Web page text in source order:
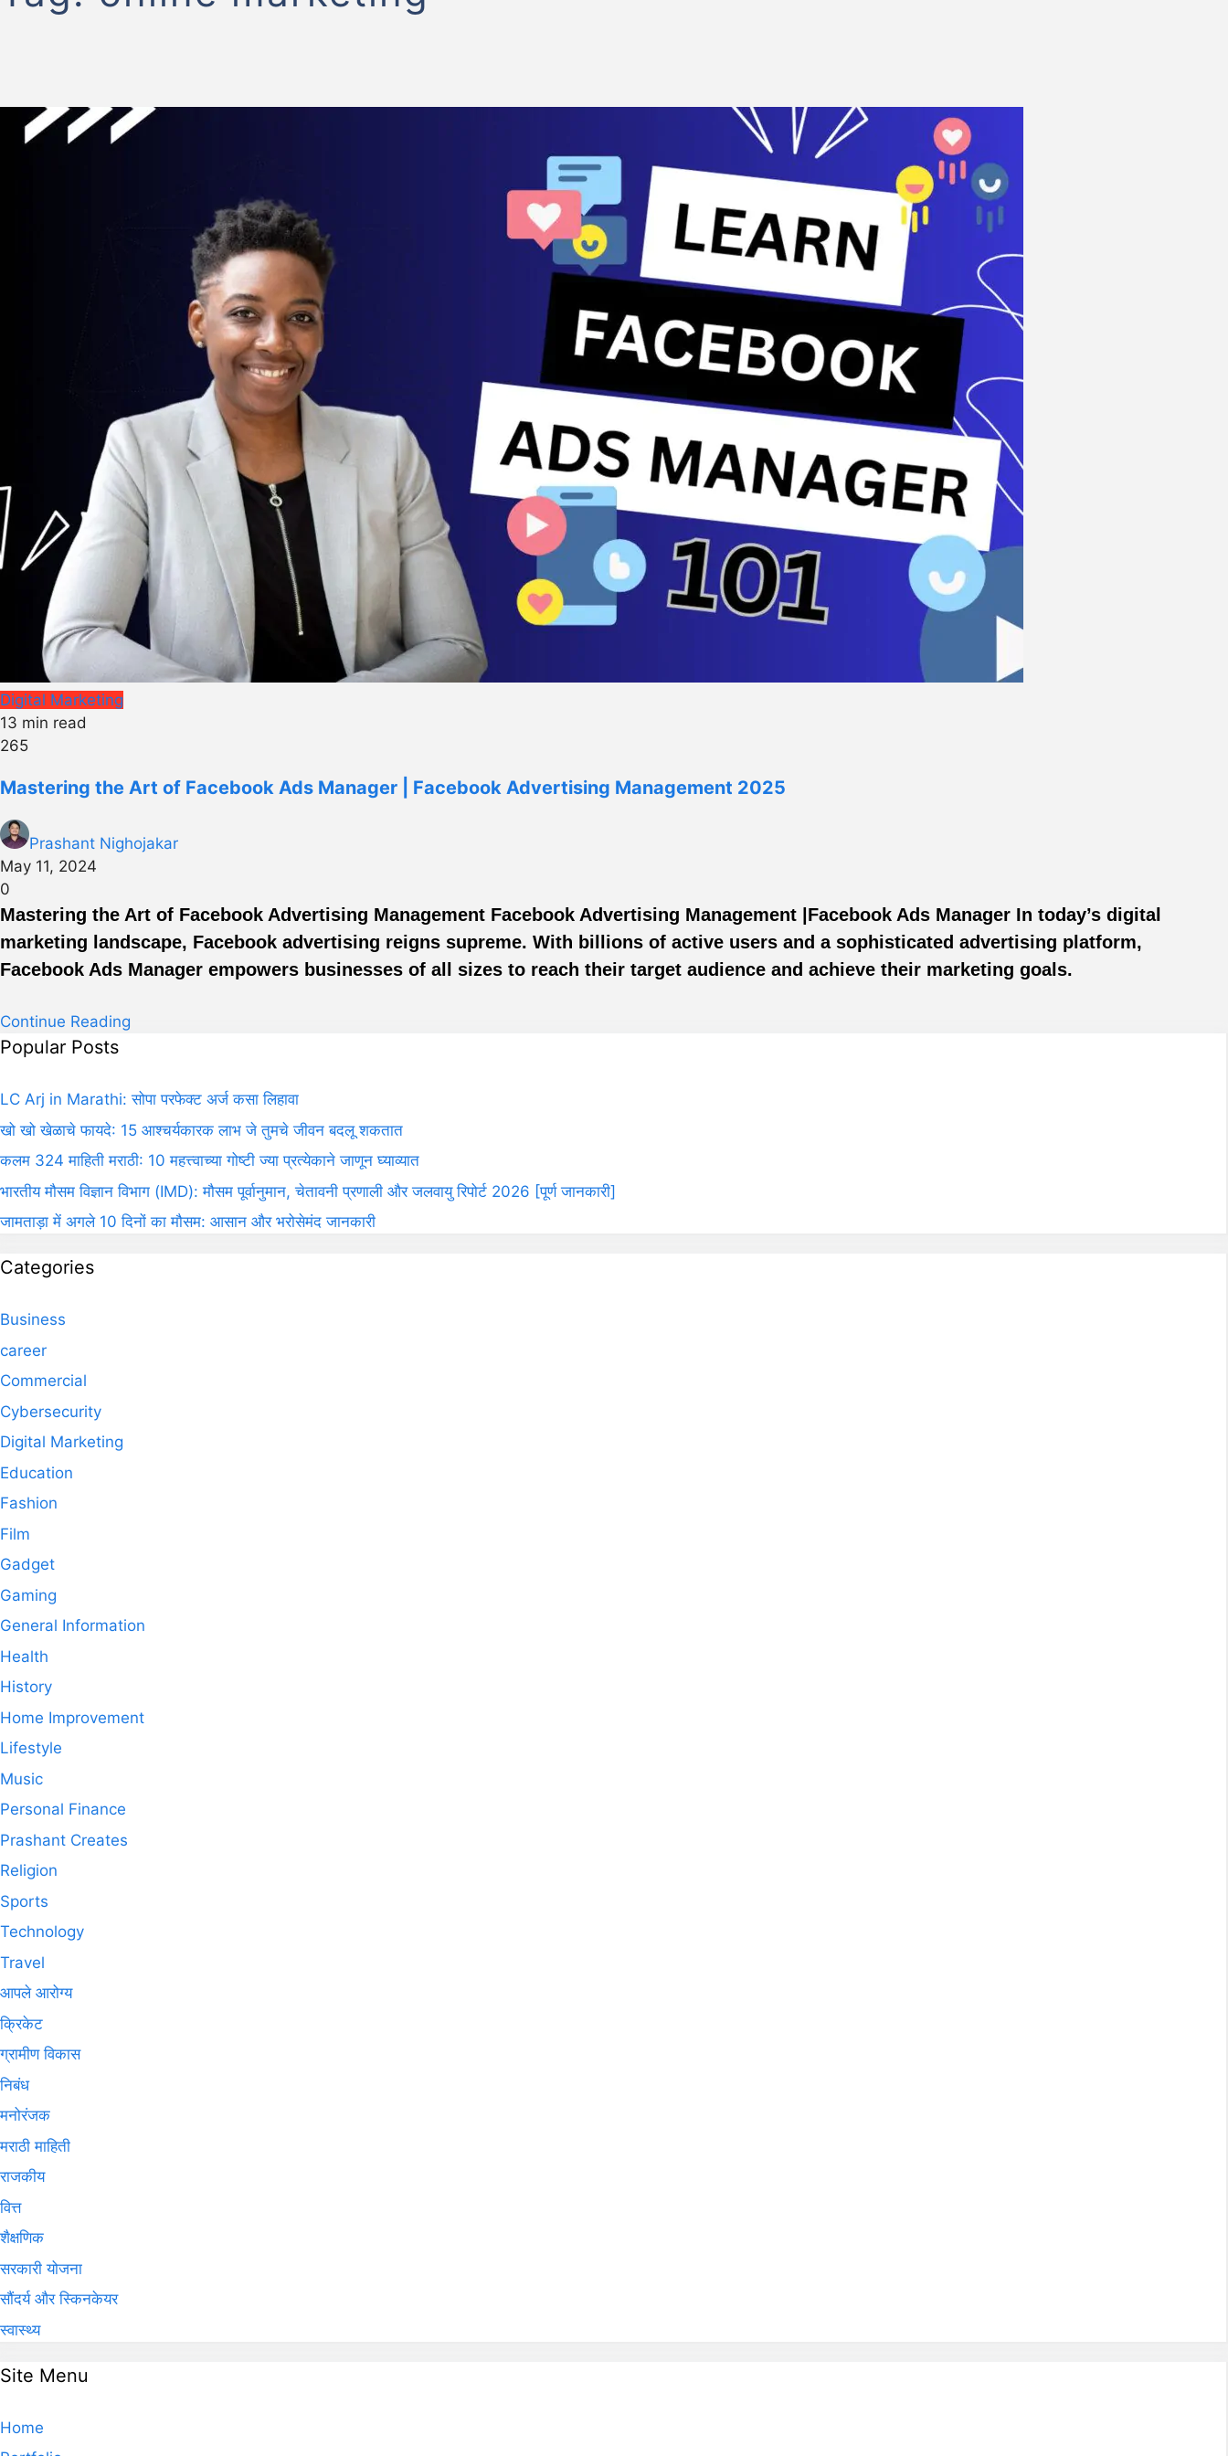
Digital Marketing
13 min read
265
Mastering the Art of Facebook Ads Manager | Facebook Advertising Management 2025
Prashant Nighojakar
May 11, 2024
0
Mastering the Art of Facebook Advertising Management Facebook Advertising Management |Facebook Ads Manager In today’s digital
marketing landscape, Facebook advertising reigns supreme. With billions of active users and a sophisticated advertising platform,
Facebook Ads Manager empowers businesses of all sizes to reach their target audience and achieve their marketing goals.
Continue Reading
Popular Posts
LC Arj in Marathi: सोपा परफेक्ट अर्ज कसा लिहावा
खो खो खेळाचे फायदे: 15 आश्चर्यकारक लाभ जे तुमचे जीवन बदलू शकतात
कलम 324 माहिती मराठी: 10 महत्त्वाच्या गोष्टी ज्या प्रत्येकाने जाणून घ्याव्यात
भारतीय मौसम विज्ञान विभाग (IMD): मौसम पूर्वानुमान, चेतावनी प्रणाली और जलवायु रिपोर्ट 2026 [पूर्ण जानकारी]
जामताड़ा में अगले 10 दिनों का मौसम: आसान और भरोसेमंद जानकारी
Categories
Business
career
Commercial
Cybersecurity
Digital Marketing
Education
Fashion
Film
Gadget
Gaming
General Information
Health
History
Home Improvement
Lifestyle
Music
Personal Finance
Prashant Creates
Religion
Sports
Technology
Travel
आपले आरोग्य
क्रिकेट
ग्रामीण विकास
निबंध
मनोरंजक
मराठी माहिती
राजकीय
वित्त
शैक्षणिक
सरकारी योजना
सौंदर्य और स्किनकेयर
स्वास्थ्य
Site Menu
Home